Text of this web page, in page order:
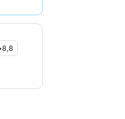
auf den
8,8